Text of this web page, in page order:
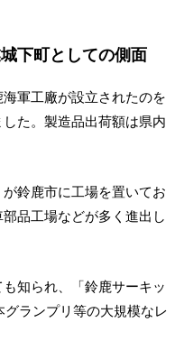
下町としての側面
軍工廠が設立されたのを
た。製造品出荷額は県内
鈴鹿市に工場を置いてお
品工場などが多く進出し
知られ、「鈴鹿サーキッ
グランプリ等の大規模なレ